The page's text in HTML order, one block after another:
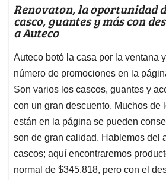
Renovaton, la oportunidad
casco, guantes y más con
a Auteco
Auteco botó la casa por la ventana
número de promociones en la
Son varios los cascos, guantes y
con un gran descuento. Muchos de
están en la página se pueden
son de gran calidad. Hablemos del
cascos; aquí encontraremos
normal de $345.818, pero con el